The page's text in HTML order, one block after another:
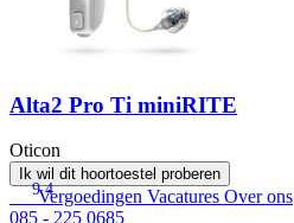
Alta2 Pro Ti miniRITE
Oticon
Ik wil dit hoortoestel proberen
9.4
Vergoedingen Vacatures Over ons
085 - 225 0685